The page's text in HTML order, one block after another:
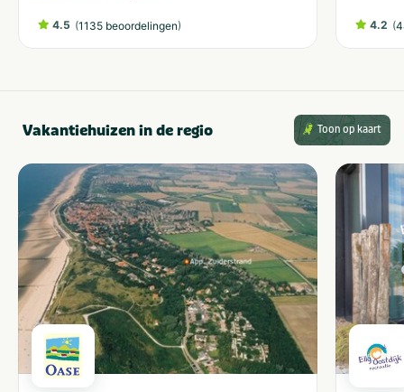
4.5 (1135 beoordelingen) 4.2 (
Vakantiehuizen in de regio Toon op kaart